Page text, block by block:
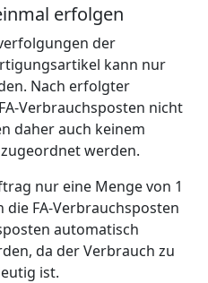
erfolgen
der
kann nur
Nach erfolgter
Verbrauchsposten nicht
daher auch keinem
werden.
nur eine Menge von 1
FA-Verbrauchsposten
automatisch
da der Verbrauch zu
ist.